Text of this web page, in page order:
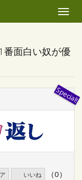
Toggle
番面白い奴が優
いいね （0）